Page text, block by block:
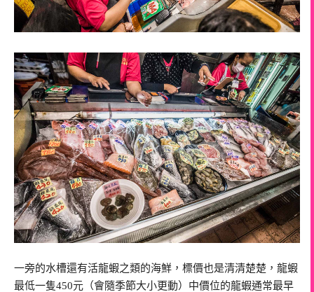
一旁的水槽還有活龍蝦之類的海鮮，標價也是清清楚楚，龍蝦
最低一隻450元（會隨季節大小更動）中價位的龍蝦通常最早